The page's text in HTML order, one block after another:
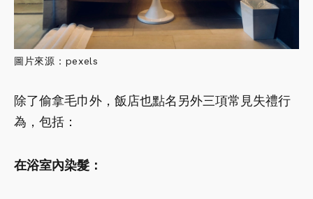
圖片來源：pexels
除了偷拿毛巾外，飯店也點名另外三項常見失禮行
為，包括：
在浴室內染髮：